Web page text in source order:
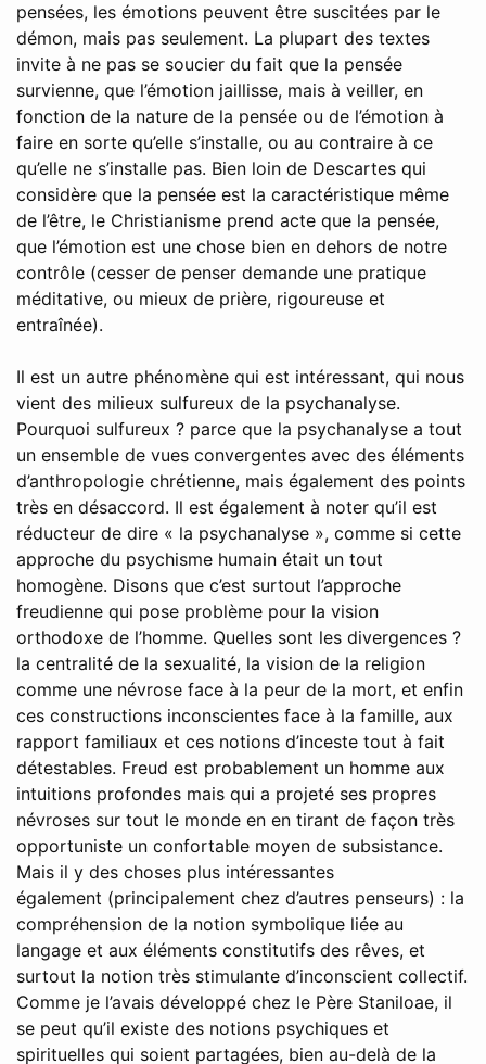
pensées, les émotions peuvent être suscitées par le
démon, mais pas seulement. La plupart des textes
invite à ne pas se soucier du fait que la pensée
survienne, que l’émotion jaillisse, mais à veiller, en
fonction de la nature de la pensée ou de l’émotion à
faire en sorte qu’elle s’installe, ou au contraire à ce
qu’elle ne s’installe pas. Bien loin de Descartes qui
considère que la pensée est la caractéristique même
de l’être, le Christianisme prend acte que la pensée,
que l’émotion est une chose bien en dehors de notre
contrôle (cesser de penser demande une pratique
méditative, ou mieux de prière, rigoureuse et
entraînée).
Il est un autre phénomène qui est intéressant, qui nous
vient des milieux sulfureux de la psychanalyse.
Pourquoi sulfureux ? parce que la psychanalyse a tout
un ensemble de vues convergentes avec des éléments
d’anthropologie chrétienne, mais également des points
très en désaccord. Il est également à noter qu’il est
réducteur de dire « la psychanalyse », comme si cette
approche du psychisme humain était un tout
homogène. Disons que c’est surtout l’approche
freudienne qui pose problème pour la vision
orthodoxe de l’homme. Quelles sont les divergences ?
la centralité de la sexualité, la vision de la religion
comme une névrose face à la peur de la mort, et enfin
ces constructions inconscientes face à la famille, aux
rapport familiaux et ces notions d’inceste tout à fait
détestables. Freud est probablement un homme aux
intuitions profondes mais qui a projeté ses propres
névroses sur tout le monde en en tirant de façon très
opportuniste un confortable moyen de subsistance.
Mais il y des choses plus intéressantes
également (principalement chez d’autres penseurs) : la
compréhension de la notion symbolique liée au
langage et aux éléments constitutifs des rêves, et
surtout la notion très stimulante d’inconscient collectif.
Comme je l’avais développé chez le Père Staniloae, il
se peut qu’il existe des notions psychiques et
spirituelles qui soient partagées, bien au-delà de la